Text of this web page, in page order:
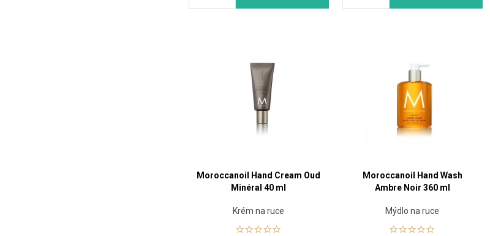
Moroccanoil Hand Cream Oud
Minéral 40 ml
Krém na ruce
Moroccanoil Hand Wash
Ambre Noir 360 ml
Mýdlo na ruce